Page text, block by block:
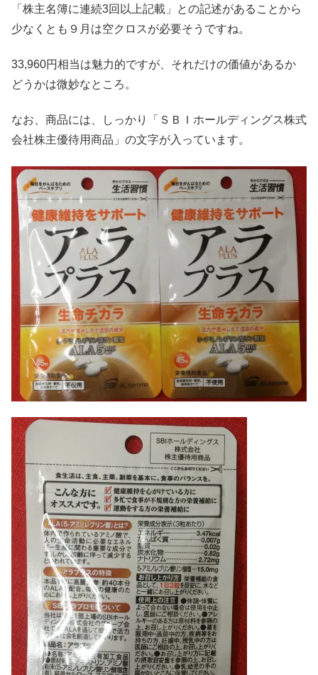
「株主名簿に連続3回以上記載」との記述があることから
少なくとも９月は空クロスが必要そうですね。
33,960円相当は魅力的ですが、それだけの価値があるか
どうかは微妙なところ。
なお、商品には、しっかり「ＳＢＩホールディングス株式
会社株主優待用商品」の文字が入っています。